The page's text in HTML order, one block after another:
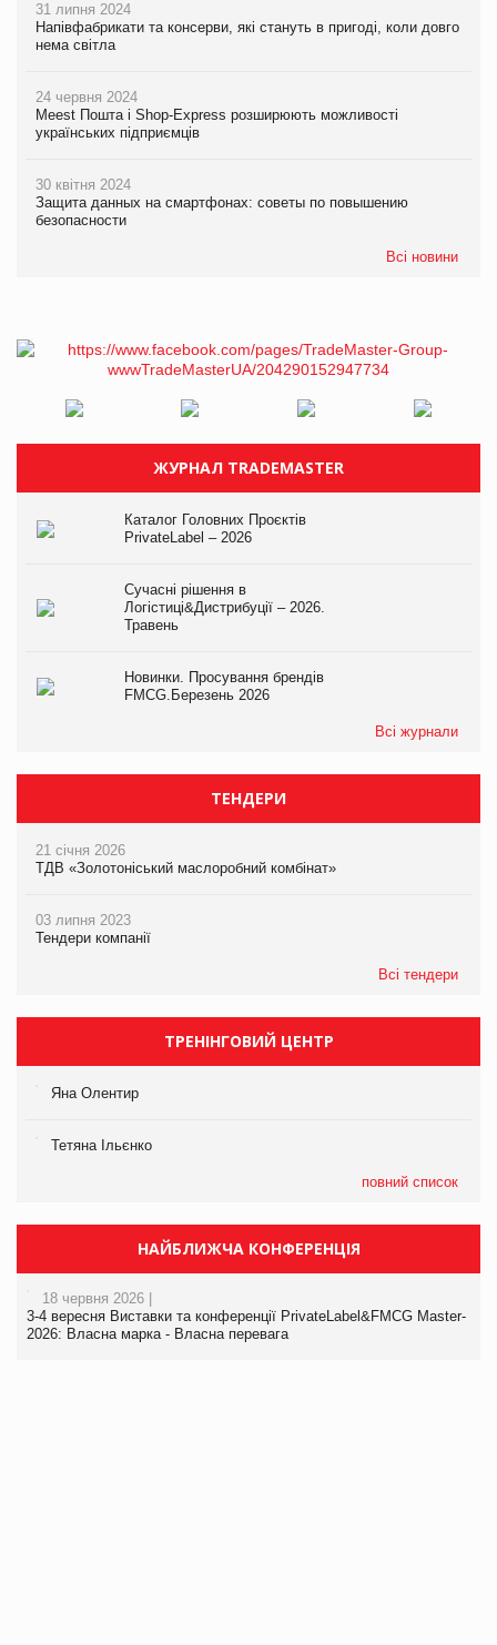
31 липня 2024
Напівфабрикати та консерви, які стануть в пригоді, коли довго
нема світла
24 червня 2024
Meest Пошта і Shop-Express розширюють можливості
українських підприємців
30 квітня 2024
Защита данных на смартфонах: советы по повышению
безопасности
Всі новини
ЖУРНАЛ TRADEMASTER
Каталог Головних Проєктів
PrivateLabel – 2026
Сучасні рішення в
Логістиці&Дистрибуції – 2026.
Травень
Новинки. Просування брендів
FMCG.Березень 2026
Всі журнали
ТЕНДЕРИ
21 січня 2026
ТДВ «Золотоніський маслоробний комбінат»
03 липня 2023
Тендери компанії
Всі тендери
ТРЕНІНГОВИЙ ЦЕНТР
Яна Олентир
Тетяна Ільєнко
повний список
НАЙБЛИЖЧА КОНФЕРЕНЦІЯ
18 червня 2026 |
3-4 вересня Виставки та конференції PrivateLabel&FMCG Master-
2026: Власна марка - Власна перевага